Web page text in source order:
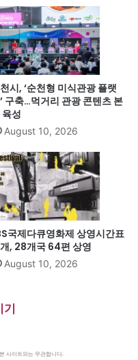
시, ‘순천형 미식관광 플랫
구축…먹거리 관광 콘텐츠 본
육성
August 10, 2026
국제다큐영화제 상영시간표
, 28개국 64편 상영
August 10, 2026
사이트와는 무관합니다.